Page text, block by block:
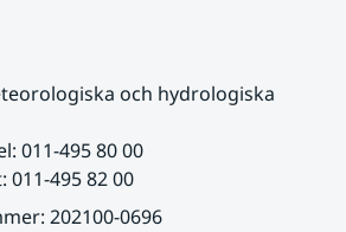
och hydrologiska
011-495 80 00
495 82 00
202100-0696